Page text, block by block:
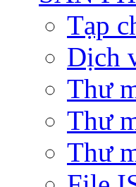
Tạp
Dịch
Thư
Thư
Thư